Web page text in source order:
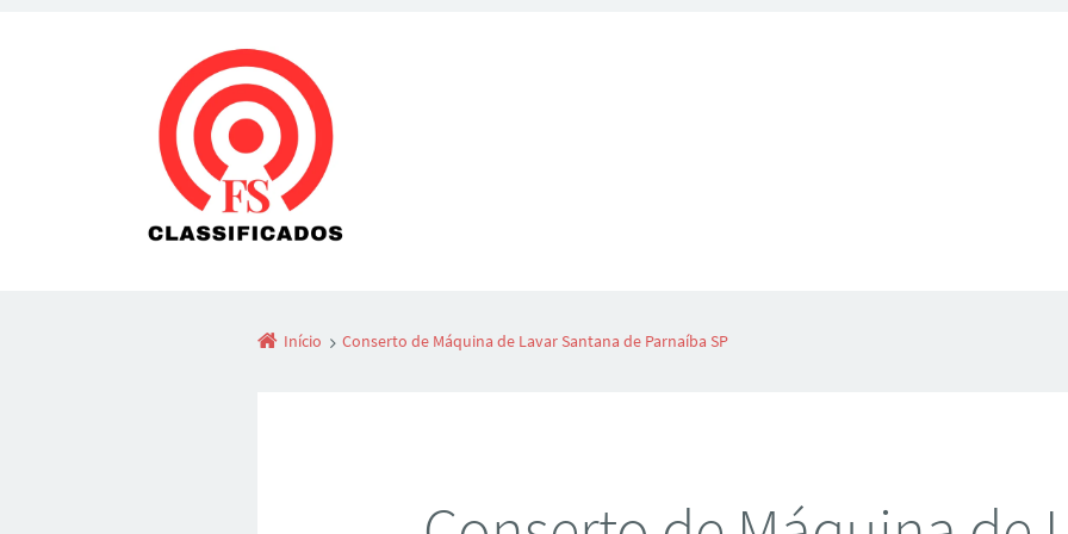
Início Conserto de Máquina de Lavar Santana de Parnaíba SP